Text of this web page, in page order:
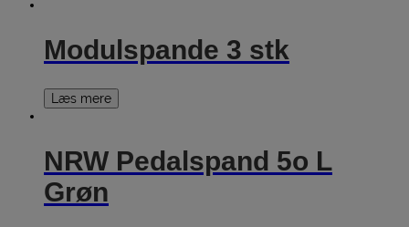
Modulspande 3 stk
Læs mere
NRW Pedalspand 5o L
Grøn